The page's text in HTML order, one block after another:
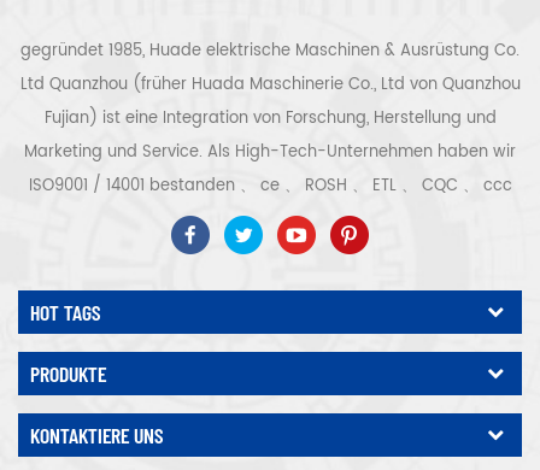
gegründet 1985, Huade elektrische Maschinen & Ausrüstung Co.
Ltd Quanzhou (früher Huada Maschinerie Co., Ltd von Quanzhou
Fujian) ist eine Integration von Forschung, Herstellung und
Marketing und Service. Als High-Tech-Unternehmen haben wir
ISO9001 / 14001 bestanden 、 ce 、 ROSH 、 ETL 、 CQC 、 ccc
Qualitäts- und Sicherheitszertifizierung, High-Tech-
Unternehmenszertifizierung usw. Luftkompressorsystem und -
ausrüstung umfassen Schraubentyp, Zentrifugaltyp, ölfrei,
Spiraltyp, Kolbentyp, Trockner, Filter, Abtropffläche, mit
vollständiger Luftkompressorproduktionslinie, mehr als 300
Arten von Luftkompressoren als Industrieexperte Unsere
von das wichtigste Gussteil für Druckbehälter, Elektromotoren,
HOT TAGS
PRODUKTE
KONTAKTIERE UNS